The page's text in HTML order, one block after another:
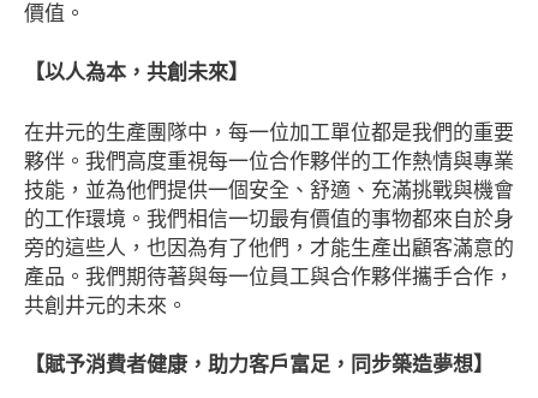
價值。
【以人為本，共創未來】
在井元的生產團隊中，每一位加工單位都是我們的重要
夥伴。我們高度重視每一位合作夥伴的工作熱情與專業
技能，並為他們提供一個安全、舒適、充滿挑戰與機會
的工作環境。我們相信一切最有價值的事物都來自於身
旁的這些人，也因為有了他們，才能生產出顧客滿意的
產品。我們期待著與每一位員工與合作夥伴攜手合作，
共創井元的未來。
【賦予消費者健康，助力客戶富足，同步築造夢想】